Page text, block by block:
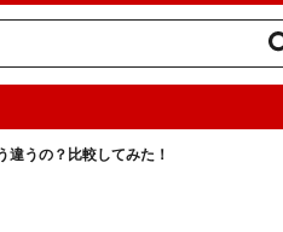
違うの？比較してみた！